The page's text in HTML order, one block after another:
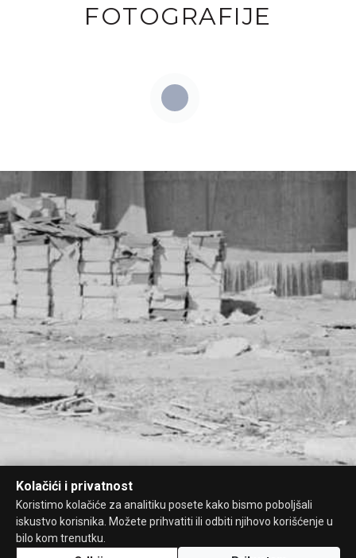
FOTOGRAFIJE
Kolačići i privatnost
Koristimo kolačiće za analitiku posete kako bismo poboljšali
iskustvo korisnika. Možete prihvatiti ili odbiti njihovo korišćenje u
bilo kom trenutku.